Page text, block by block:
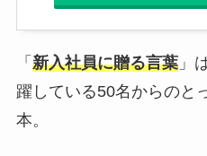
「 新入社員に贈る言葉」
躍している50名からのと
本。